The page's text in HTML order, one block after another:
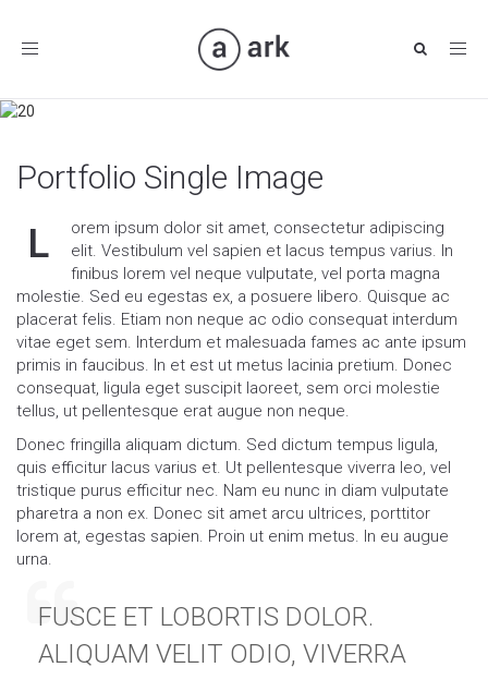
Toggle
Portfolio Single Image
L
orem ipsum dolor sit amet, consectetur adipiscing
elit. Vestibulum vel sapien et lacus tempus varius. In
finibus lorem vel neque vulputate, vel porta magna
molestie. Sed eu egestas ex, a posuere libero. Quisque ac
placerat felis. Etiam non neque ac odio consequat interdum
vitae eget sem. Interdum et malesuada fames ac ante ipsum
primis in faucibus. In et est ut metus lacinia pretium. Donec
consequat, ligula eget suscipit laoreet, sem orci molestie
tellus, ut pellentesque erat augue non neque.
Donec fringilla aliquam dictum. Sed dictum tempus ligula,
quis efficitur lacus varius et. Ut pellentesque viverra leo, vel
tristique purus efficitur nec. Nam eu nunc in diam vulputate
pharetra a non ex. Donec sit amet arcu ultrices, porttitor
lorem at, egestas sapien. Proin ut enim metus. In eu augue
urna.
FUSCE ET LOBORTIS DOLOR.
ALIQUAM VELIT ODIO, VIVERRA